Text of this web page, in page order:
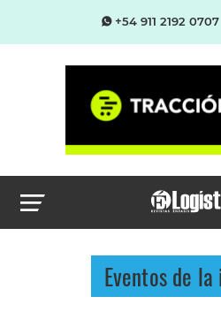
+54 911 2192 0707
Eventos de